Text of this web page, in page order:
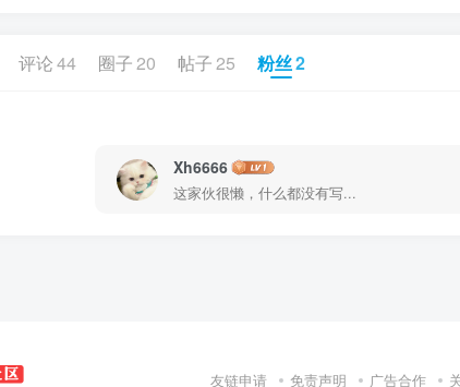
评论44 圈子20 帖子25 粉丝2
Xh6666
这家伙很懒，什么都没有写...
友链申请 免责声明 广告合作